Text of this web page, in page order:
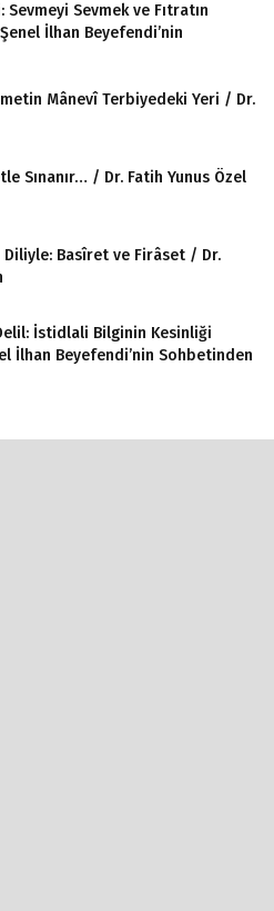
Sevmeyi Sevmek ve Fıtratın
İlhan Beyefendi’nin
Mânevî Terbiyedeki Yeri / Dr.
Sınanır… / Dr. Fatih Yunus Özel
Diliyle: Basîret ve Firâset / Dr.
İstidlali Bilginin Kesinliği
İlhan Beyefendi’nin Sohbetinden